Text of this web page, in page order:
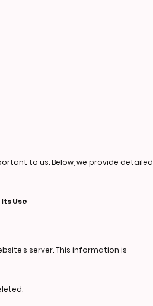
to us. Below, we provide detailed
Use
server. This information is